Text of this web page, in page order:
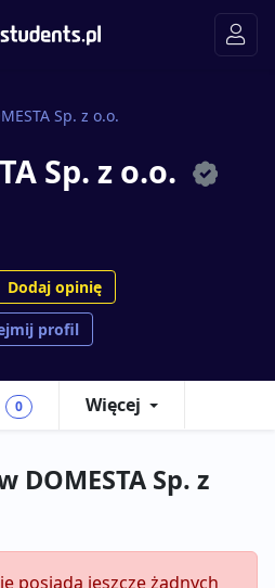
Sp. z o.o.
Sp. z o.o.
Dodaj opinię
profil
0 Więcej
DOMESTA Sp. z
posiada jeszcze żadnych